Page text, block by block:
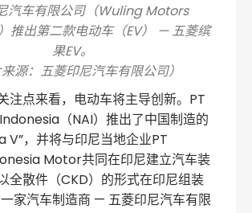
汽车有限公司（Wuling Motors
推出第二款电动车（EV） — 五菱缤
果EV。
来源：五菱印尼汽车有限公司）
注点来看，电动车将主导创新。PT
（NAI）推出了中国制造的
V”，并将与印尼当地企业PT
Motor共同在印尼建立汽车装
全散件（CKD）的形式在印尼组装
家汽车制造商 — 五菱印尼汽车有限